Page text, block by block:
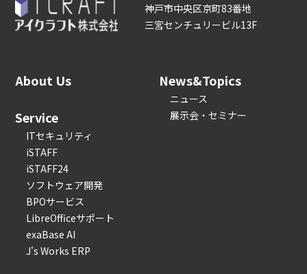
神戸市中央区京町83番地
三宮センチュリービル13F
About Us
Service
ITセキュリティ
iSTAFF
iSTAFF24
ソフトウェア開発
BPOサービス
LibreOfficeサポート
exaBase AI
J's Works ERP
News&Topics
ニュース
展示会・セミナー